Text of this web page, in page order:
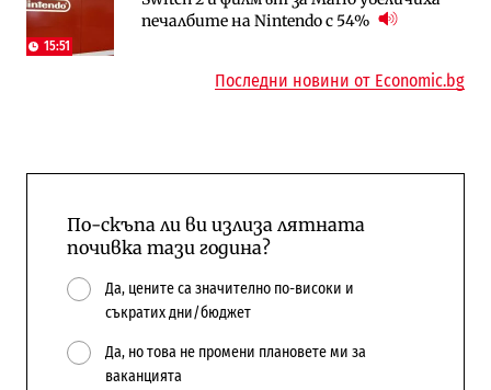
15:51
печалбите на Nintendo с 54%
централната власт за 75% от
намаляващо население и все повече
Последни новини от Economic.bg
По-скъпа ли ви излиза лятната
почивка тази година?
Да, цените са значително по-високи и
съкратих дни/бюджет
Да, но това не промени плановете ми за
ваканцията